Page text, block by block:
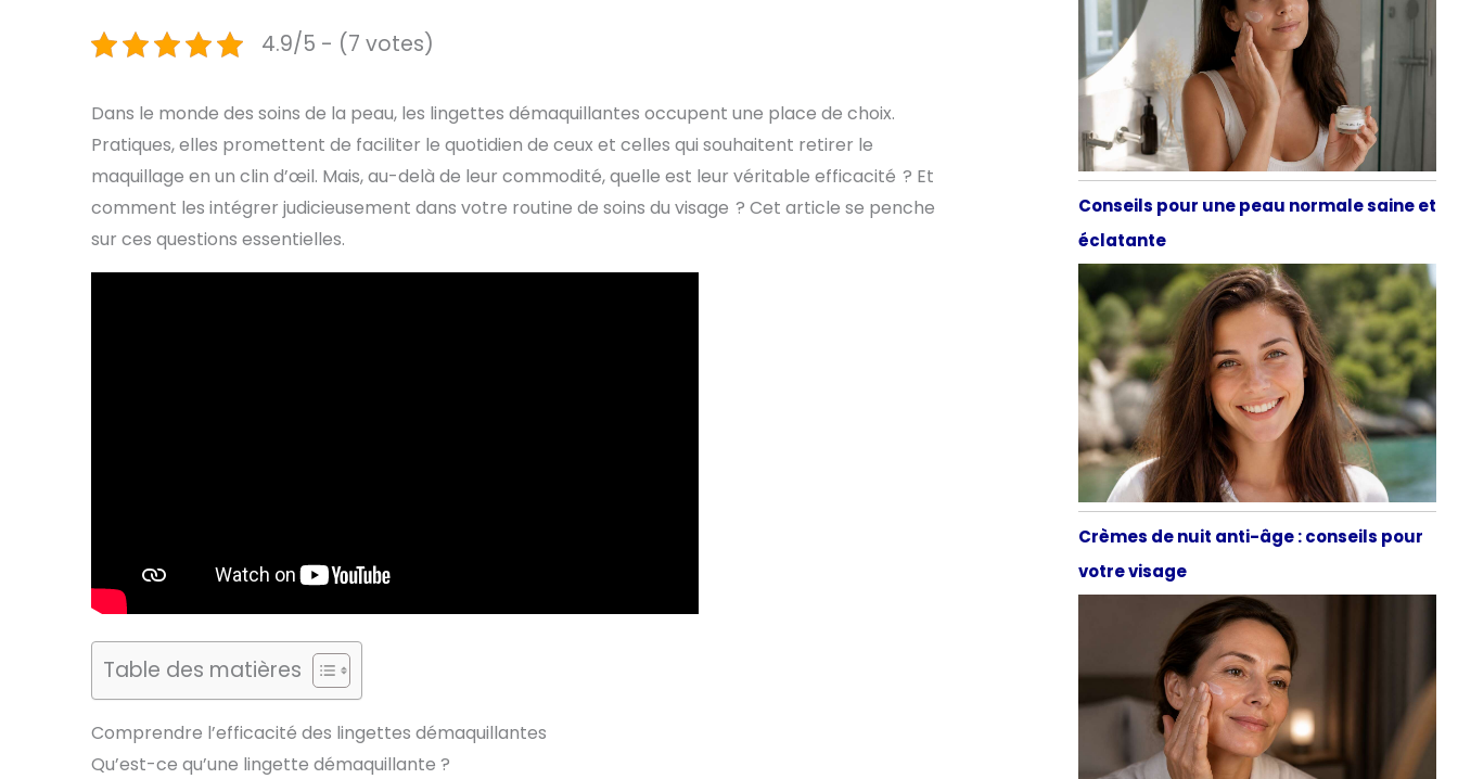
4.9/5 - (7 votes)
Dans le monde des soins de la peau, les lingettes démaquillantes occupent une place de choix.
Pratiques, elles promettent de faciliter le quotidien de ceux et celles qui souhaitent retirer le
maquillage en un clin d’œil. Mais, au-delà de leur commodité, quelle est leur véritable efficacité ? Et
comment les intégrer judicieusement dans votre routine de soins du visage ? Cet article se penche
sur ces questions essentielles.
Table des matières
Comprendre l’efficacité des lingettes démaquillantes
Qu’est-ce qu’une lingette démaquillante ?
Conseils pour une peau normale saine et
éclatante
Crèmes de nuit anti-âge : conseils pour
votre visage